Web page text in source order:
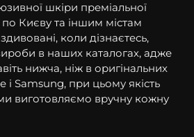
шкіри преміальної
по Києву та іншим містам
коли дізнаєтесь,
в наших каталогах, адже
нижча, ніж в оригінальних
і Samsung, при цьому якість
виготовляємо вручну кожну